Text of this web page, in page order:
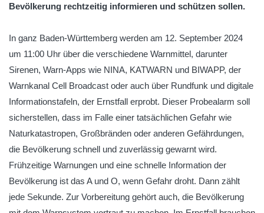
Bevölkerung rechtzeitig informieren und schützen sollen.
In ganz Baden-Württemberg werden am 12. September 2024
um 11:00 Uhr über die verschiedene Warnmittel, darunter
Sirenen, Warn-Apps wie NINA, KATWARN und BIWAPP, der
Warnkanal Cell Broadcast oder auch über Rundfunk und digitale
Informationstafeln, der Ernstfall erprobt. Dieser Probealarm soll
sicherstellen, dass im Falle einer tatsächlichen Gefahr wie
Naturkatastropen, Großbränden oder anderen Gefährdungen,
die Bevölkerung schnell und zuverlässig gewarnt wird.
Frühzeitige Warnungen und eine schnelle Information der
Bevölkerung ist das A und O, wenn Gefahr droht. Dann zählt
jede Sekunde. Zur Vorbereitung gehört auch, die Bevölkerung